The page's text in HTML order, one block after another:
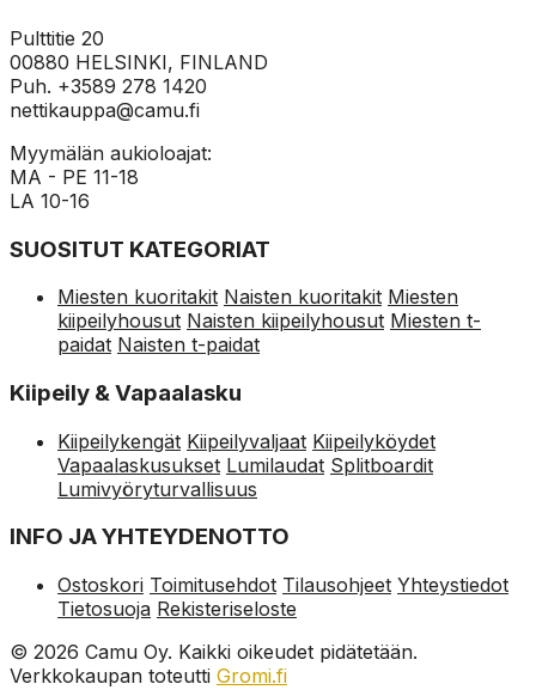
Pulttitie 20
00880 HELSINKI, FINLAND
Puh. +3589 278 1420
nettikauppa@camu.fi
Myymälän aukioloajat:
MA - PE 11-18
LA 10-16
SUOSITUT KATEGORIAT
Miesten kuoritakit Naisten kuoritakit Miesten
kiipeilyhousut Naisten kiipeilyhousut Miesten t-
paidat Naisten t-paidat
Kiipeily & Vapaalasku
Kiipeilykengät Kiipeilyvaljaat Kiipeilyköydet
Vapaalaskusukset Lumilaudat Splitboardit
Lumivyöryturvallisuus
INFO JA YHTEYDENOTTO
Ostoskori Toimitusehdot Tilausohjeet Yhteystiedot
Tietosuoja Rekisteriseloste
© 2026 Camu Oy. Kaikki oikeudet pidätetään.
Verkkokaupan toteutti Gromi.fi